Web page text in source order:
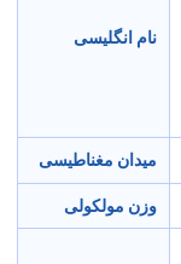
نام انگلیسی
میدان مغناطیسی
وزن مولکولی